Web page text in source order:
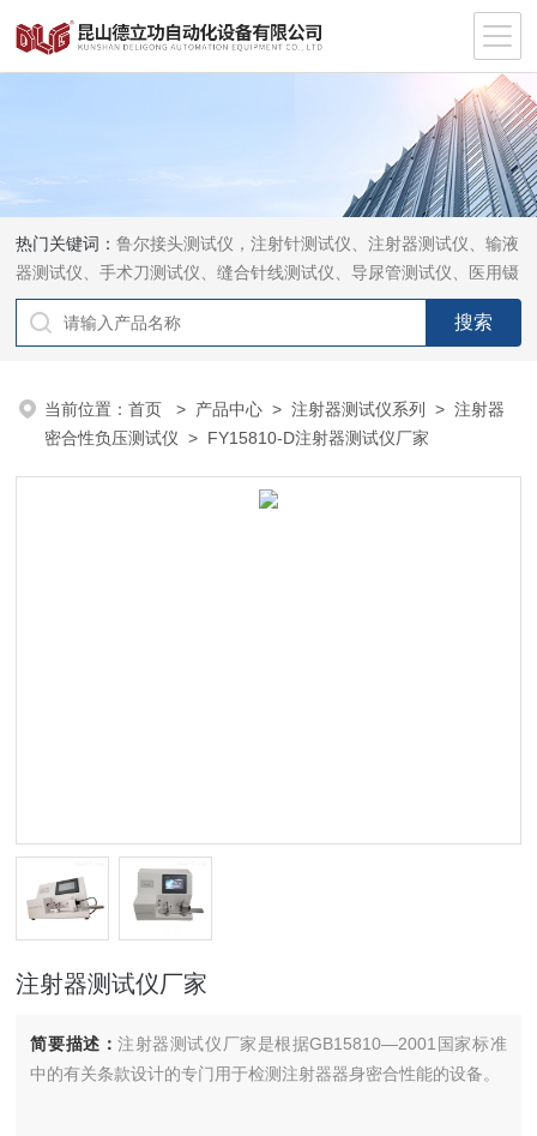
热门关键词：鲁尔接头测试仪，注射针测试仪、注射器测试仪、输液
器测试仪、手术刀测试仪、缝合针线测试仪、导尿管测试仪、医用镊
钳测试仪、导引管导丝测试仪、针灸针测试仪、留置针测试仪
当前位置：首页 > 产品中心 >注射器测试仪系列 >注射器
密合性负压测试仪 > FY15810-D注射器测试仪厂家
注射器测试仪厂家
简要描述：注射器测试仪厂家是根据GB15810—2001国家标准
中的有关条款设计的专门用于检测注射器器身密合性能的设备。